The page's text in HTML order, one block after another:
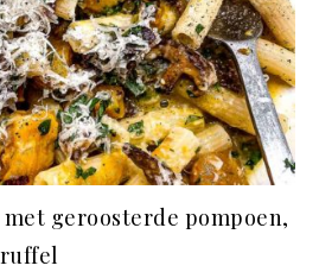
met geroosterde pompoen,